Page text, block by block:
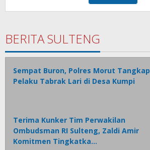
BERITA SULTENG
Sempat Buron, Polres Morut Tangkap
Pelaku Tabrak Lari di Desa Kumpi
Terima Kunker Tim Perwakilan
Ombudsman RI Sulteng, Zaldi Amir
Komitmen Tingkatka…